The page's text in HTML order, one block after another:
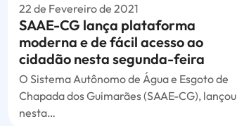
22 de Fevereiro de 2021
SAAE-CG lança plataforma
moderna e de fácil acesso ao
cidadão nesta segunda-feira
O Sistema Autônomo de Água e Esgoto de
Chapada dos Guimarães (SAAE-CG), lançou
nesta…